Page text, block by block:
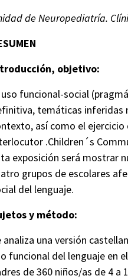
de Neuropediatría.
objetivo:
uso funcional-social
temáticas inferidas
así como el ejercicio
.Children´s
exposición será mostrar
grupos de escolares
del lenguaje.
y método:
analiza una versión
funcional del lenguaje en
de 360 niños/as de 4